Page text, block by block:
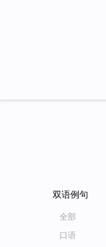
双语例句
全部
口语